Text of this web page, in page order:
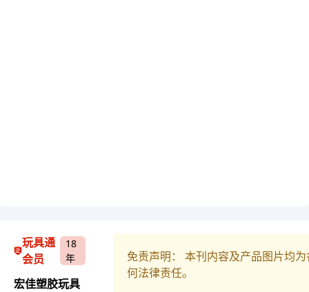
玩具通
会员
18
年
宏佳塑胶玩具
免责声明： 本刊内容及产品图片均
何法律责任。